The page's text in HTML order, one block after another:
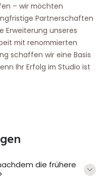
– wir möchten
Partnerschaften
Erweiterung unseres
mit renommierten
schaffen wir eine Basis
Ihr Erfolg im Studio ist
die frühere